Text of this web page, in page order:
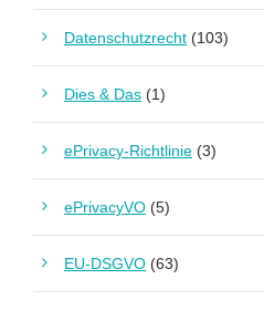
Datenschutzrecht (103)
Dies & Das (1)
ePrivacy-Richtlinie (3)
ePrivacyVO (5)
EU-DSGVO (63)